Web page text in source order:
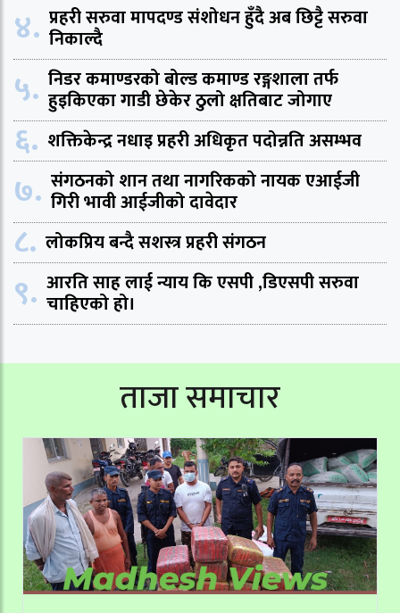
४. प्रहरी सरुवा मापदण्ड संशोधन हुँदै अब छिट्टै सरुवा
निकाल्दै
५. निडर कमाण्डरको बोल्ड कमाण्ड रङ्गशाला तर्फ
हुइकिएका गाडी छेकेर ठुलो क्षतिबाट जोगाए
६. शक्तिकेन्द्र नधाइ प्रहरी अधिकृत पदोन्नति असम्भव
७. संगठनको शान तथा नागरिकको नायक एआईजी
गिरी भावी आईजीको दावेदार
८. लोकप्रिय बन्दै सशस्त्र प्रहरी संगठन
९. आरति साह लाई न्याय कि एसपी ,डिएसपी सरुवा
चाहिएको हो।
ताजा समाचार